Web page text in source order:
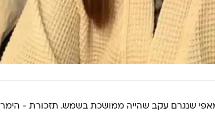
שנגרם עקב שהייה ממושכת בשמש. תזכורת -